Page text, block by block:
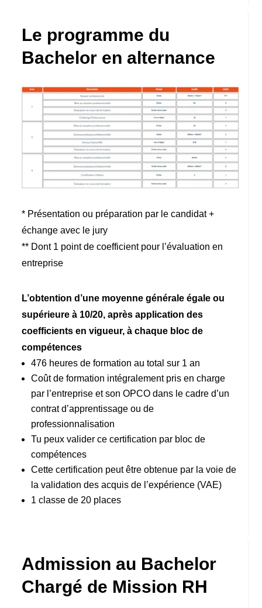
Le programme du
Bachelor en alternance
* Présentation ou préparation par le candidat +
échange avec le jury
** Dont 1 point de coefficient pour l’évaluation en
entreprise
L’obtention d’une moyenne générale égale ou
supérieure à 10/20, après application des
coefficients en vigueur, à chaque bloc de
compétences
476 heures de formation au total sur 1 an
Coût de formation intégralement pris en charge
par l’entreprise et son OPCO dans le cadre d’un
contrat d’apprentissage ou de
professionnalisation
Tu peux valider ce certification par bloc de
compétences
Cette certification peut être obtenue par la voie de
la validation des acquis de l’expérience (VAE)
1 classe de 20 places
Admission au Bachelor
Chargé de Mission RH